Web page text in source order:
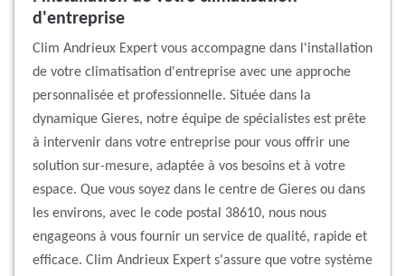
d'entreprise
Clim Andrieux Expert vous accompagne dans l'installation
de votre climatisation d'entreprise avec une approche
personnalisée et professionnelle. Située dans la
dynamique Gieres, notre équipe de spécialistes est prête
à intervenir dans votre entreprise pour vous offrir une
solution sur-mesure, adaptée à vos besoins et à votre
espace. Que vous soyez dans le centre de Gieres ou dans
les environs, avec le code postal 38610, nous nous
engageons à vous fournir un service de qualité, rapide et
efficace. Clim Andrieux Expert s'assure que votre système